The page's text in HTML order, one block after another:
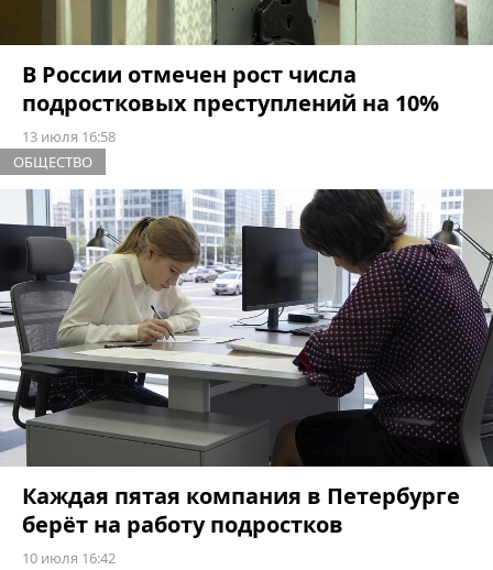
В России отмечен рост числа
подростковых преступлений на 10%
13 июля 16:58
ОБЩЕСТВО
Каждая пятая компания в Петербурге
берёт на работу подростков
10 июля 16:42